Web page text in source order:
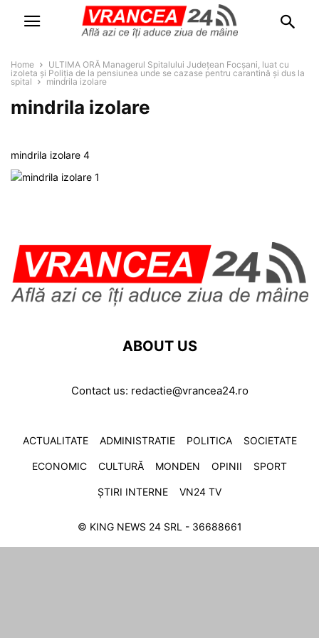
Home
ULTIMA ORĂ Managerul Spitalului Județean Focșani, luat cu
izoleta și Poliția de la pensiunea unde se cazase pentru carantină și dus la
spital
mindrila izolare
mindrila izolare
mindrila izolare 4
ABOUT US
Contact us: redactie@vrancea24.ro
ACTUALITATE ADMINISTRATIE POLITICA SOCIETATE
ECONOMIC CULTURĂ MONDEN OPINII SPORT
ȘTIRI INTERNE VN24 TV
© KING NEWS 24 SRL - 36688661